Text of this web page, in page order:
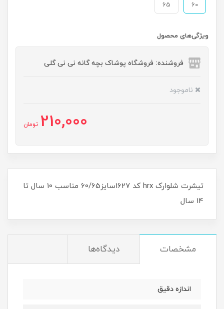
60
65
ویژگی‌های محصول
فروشنده: فروشگاه پوشاک بچه گانه نی نی گلی
ناموجود
210,000 تومان
تیشرت شلوارک hrx کد 1627سایز60/65 مناسب 10 سال تا
14 سال
مشخصات دیدگاه‌ها
اندازه دقیق